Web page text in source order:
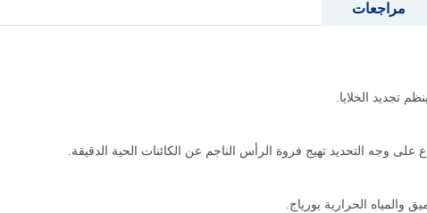
تجديد الخلايا.
والمياه الحرارية يورياج.
مراجعات